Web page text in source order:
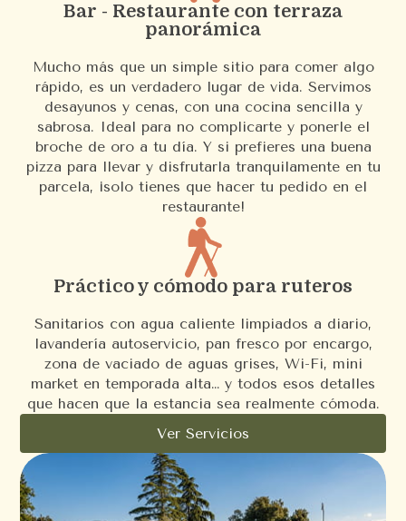
Bar - Restaurante con terraza
panorámica
Mucho más que un simple sitio para comer algo
rápido, es un verdadero lugar de vida. Servimos
desayunos y cenas, con una cocina sencilla y
sabrosa. Ideal para no complicarte y ponerle el
broche de oro a tu día. Y si prefieres una buena
pizza para llevar y disfrutarla tranquilamente en tu
parcela, ¡solo tienes que hacer tu pedido en el
restaurante!
Práctico y cómodo para ruteros
Sanitarios con agua caliente limpiados a diario,
lavandería autoservicio, pan fresco por encargo,
zona de vaciado de aguas grises, Wi-Fi, mini
market en temporada alta… y todos esos detalles
que hacen que la estancia sea realmente cómoda.
Ver Servicios